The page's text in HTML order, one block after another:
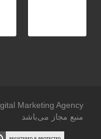
منبع مجاز می‌باشد